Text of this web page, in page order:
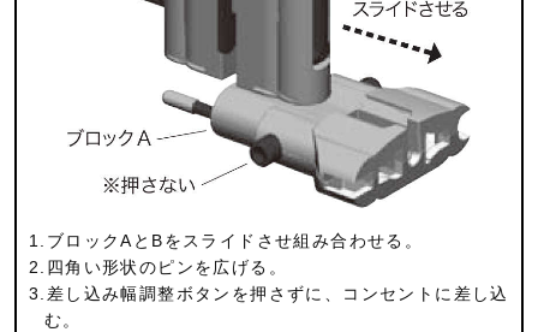
1.ブロックAとBをスライドさせ組み合わせる。
2.四角い形状のピンを広げる。
3.差し込み幅調整ボタンを押さずに、コンセントに差し込
む。